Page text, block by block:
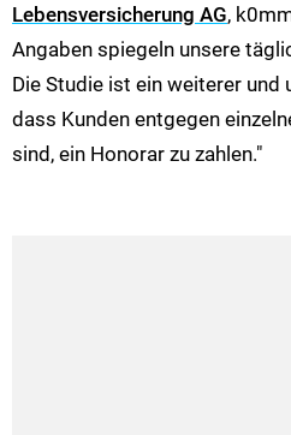
Lebensversicherung AG,
Angaben spiegeln unsere
Die Studie ist ein weiterer und
dass Kunden entgegen
sind, ein Honorar zu zahlen."